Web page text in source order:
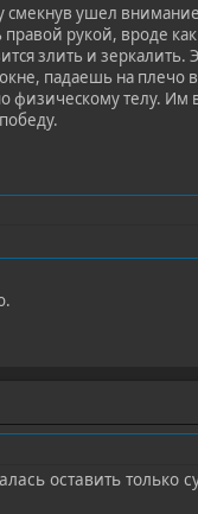
смекнув ушел
правой рукой, вроде
злить и зеркалить.
падаешь на плечо
физическому телу. Им
оставить только